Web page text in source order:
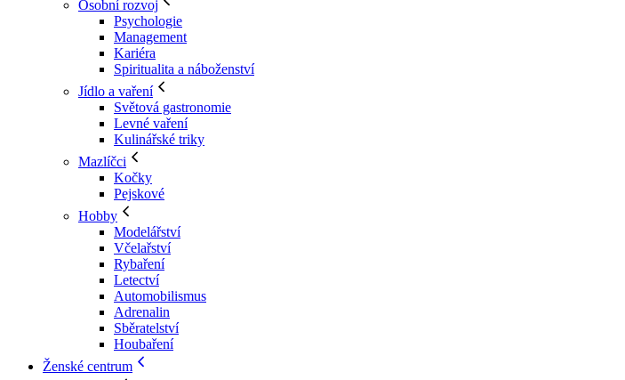
Osobní rozvoj
Psychologie
Management
Kariéra
Spiritualita a náboženství
Jídlo a vaření
Světová gastronomie
Levné vaření
Kulinářské triky
Mazlíčci
Kočky
Pejskové
Hobby
Modelářství
Včelařství
Rybaření
Letectví
Automobilismus
Adrenalin
Sběratelství
Houbaření
Ženské centrum